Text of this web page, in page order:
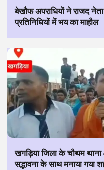
बेखौफ अपराधियों ने राजद
प्रतिनिधियों में भय का माहौल
खगड़िया जिला के चौथम थाना
सद्भावना के साथ मनाया गया